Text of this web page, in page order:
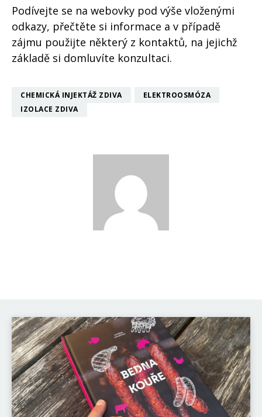
Podívejte se na webovky pod výše vloženými
odkazy, přečtěte si informace a v případě
zájmu použijte některý z kontaktů, na jejichž
základě si domluvíte konzultaci.
CHEMICKÁ INJEKTÁŽ ZDIVA
ELEKTROOSMÓZA
IZOLACE ZDIVA